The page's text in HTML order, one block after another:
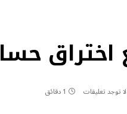
لا توجد تعليقات 1 دقائق